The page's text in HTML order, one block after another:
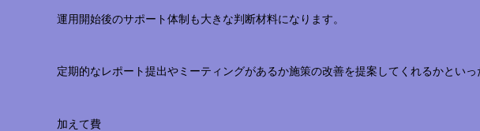
運用開始後のサポート体制も大きな判断材料になります。
定期的なレポート提出やミーティングがあるか施策の改善を提案してくれるかといっ
加えて費